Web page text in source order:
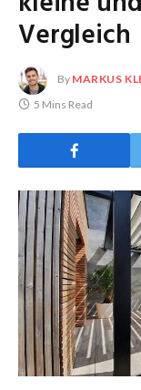
Vergleich
By MARKUS
5 Mins Read